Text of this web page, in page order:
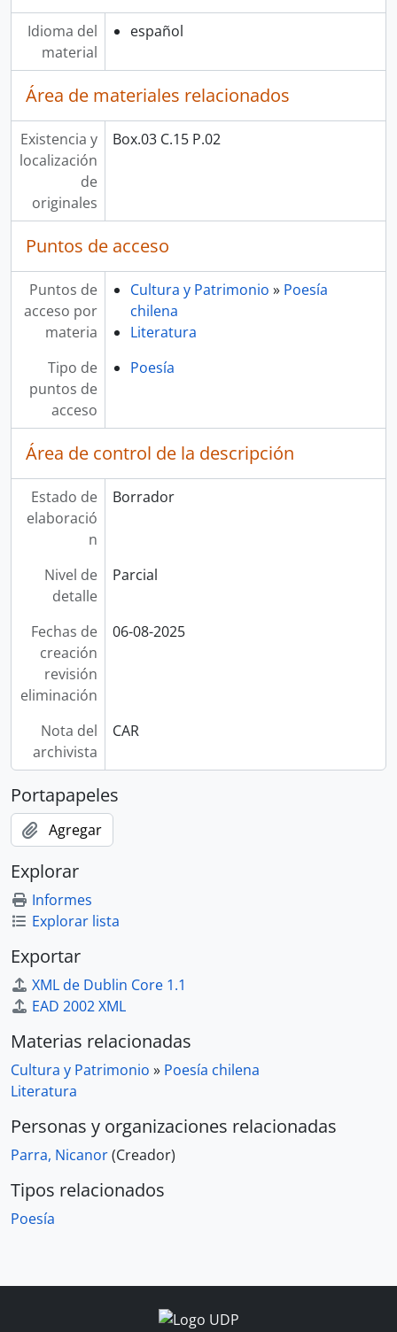
Idioma del
material
español
Área de materiales relacionados
Existencia y
localización
de
originales
Box.03 C.15 P.02
Puntos de acceso
Puntos de
acceso por
materia
Cultura y Patrimonio » Poesía
chilena
Literatura
Tipo de
puntos de
acceso
Poesía
Área de control de la descripción
Estado de
elaboració
n
Borrador
Nivel de
detalle
Parcial
Fechas de
creación
revisión
eliminación
06-08-2025
Nota del
archivista
CAR
Portapapeles
Agregar
Explorar
Informes
Explorar lista
Exportar
XML de Dublin Core 1.1
EAD 2002 XML
Materias relacionadas
Cultura y Patrimonio » Poesía chilena
Literatura
Personas y organizaciones relacionadas
Parra, Nicanor(Creador)
Tipos relacionados
Poesía